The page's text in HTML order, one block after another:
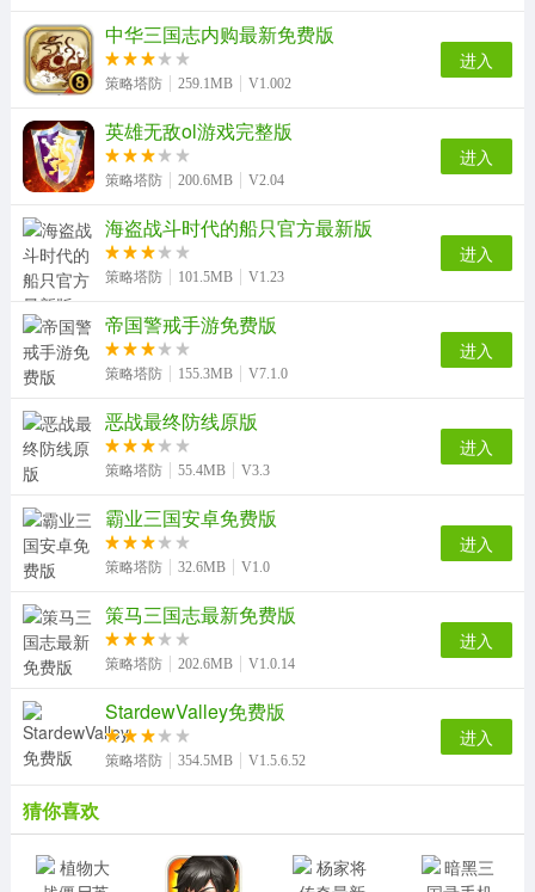
文明与征服安卓免费版 世界Online游戏正版 越野长途巴士模拟器免费原版
将临天下手机最新版
中华三国志内购最新免费版
策略塔防 259.1MB V1.002
进入
英雄无敌ol游戏完整版
策略塔防 200.6MB V2.04
进入
海盗战斗时代的船只官方最新版
策略塔防 101.5MB V1.23
进入
帝国警戒手游免费版
策略塔防 155.3MB V7.1.0
进入
恶战最终防线原版
策略塔防 55.4MB V3.3
进入
霸业三国安卓免费版
策略塔防 32.6MB V1.0
进入
策马三国志最新免费版
策略塔防 202.6MB V1.0.14
进入
StardewValley免费版
策略塔防 354.5MB V1.5.6.52
进入
猜你喜欢